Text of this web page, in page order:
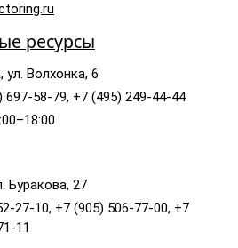
ресурсы
ул. Волхонка, 6
697-58-79, +7 (495) 249-44-44
Буракова, 27
27-10, +7 (905) 506-77-00, +7
11